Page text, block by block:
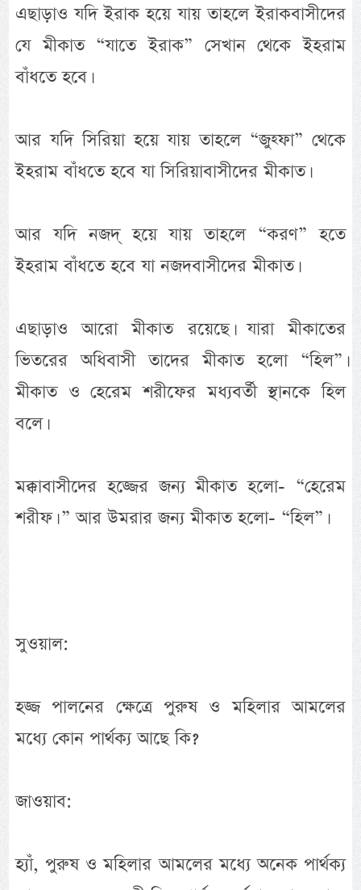
এছাড়াও যদি ইরাক হয়ে যায় তাহলে ইরাকবাসীদের
যে মীকাত “যাতে ইরাক” সেখান থেকে ইহরাম
বাঁধতে হবে।
আর যদি সিরিয়া হয়ে যায় তাহলে “জুহ্ফা” থেকে
ইহরাম বাঁধতে হবে যা সিরিয়াবাসীদের মীকাত।
আর যদি নজদ্ হয়ে যায় তাহলে “করণ” হতে
ইহরাম বাঁধতে হবে যা নজদবাসীদের মীকাত।
এছাড়াও আরো মীকাত রয়েছে। যারা মীকাতের
ভিতরের অধিবাসী তাদের মীকাত হলো “হিল”।
মীকাত ও হেরেম শরীফের মধ্যবর্তী স্থানকে হিল
বলে।
মক্কাবাসীদের হজ্জের জন্য মীকাত হলো- “হেরেম
শরীফ। ” আর উমরার জন্য মীকাত হলো- “হিল”।
সুওয়াল:
হজ্জ পালনের ক্ষেত্রে পুরুষ ও মহিলার আমলের
মধ্যে কোন পার্থক্য আছে কি?
জাওয়াব:
হ্যাঁ, পুরুষ ও মহিলার আমলের মধ্যে অনেক পার্থক্য